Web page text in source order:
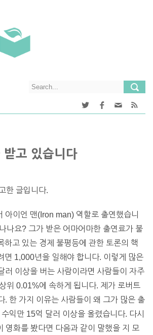
고 있습니다
한 글입니다.
이언 맨(Iron man) 역할로 출연했습니
나요? 그가 받은 어마어마한 출연료가 불
고 있는 경제 불평등에 관한 토론의 핵
면 1,000년을 일해야 합니다. 이렇게 많은
러 이상을 버는 사람이라면 사람들이 자주
위 0.01%에 속하게 됩니다. 제가 로버트
. 한 가지 이유는 사람들이 왜 그가 많은 출
익만 15억 달러 이상을 올렸습니다. 다시
영화를 봤다면 다음과 같이 말했을 지 모